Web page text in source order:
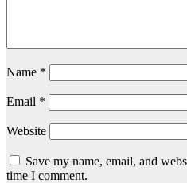
Name *
Email *
Website
Save my name, email, and
time I comment.